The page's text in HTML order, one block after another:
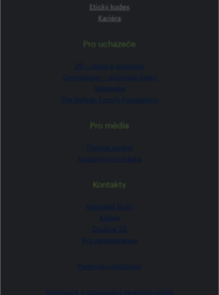
Etický kodex
Kariéra
Pro uchazeče
Pro média
Kontakty